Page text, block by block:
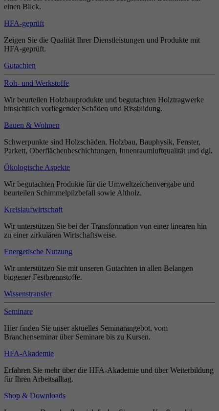
einen Blick.
HFA-geprüft
Zeigen Sie die Qualität Ihrer Dienstleistungen und Produkte mit
HFA-geprüft.
Gutachten
Roh- und Werkstoffe
Wir beurteilen Holzbauprodukte und begutachten Holztragwerke
hinsichtlich vorliegender Schäden und Rissbildung.
Bauen & Wohnen
Schwerpunkte sind Holzschäden, Holzbau, Bauphysik, Fenster,
Parkett, Oberflächenbeschichtungen, Innenraumluftqualität und dgl.
Ökologische Aspekte
Wir begutachten Produkte für die Umweltzeichenvergabe und
beurteilen Schimmelpilzbefall sowie Altholz.
Kreislaufwirtschaft
Wir unterstützen Sie bei der Transformation von einer linearen hin
zu einer zirkulären Wirtschaftsweise.
Energetische Nutzung
Wir unterstützen Sie mit unseren Gutachten in allen Belangen
biogener Festbrennstoffe.
Wissenstransfer
Seminare
Hier finden Sie unser aktuelles Seminarangebot, vom
Branchenseminar über Seminare bis zu Kursen.
HFA-Akademie
Erfahren Sie mehr über die HFA-Akademie und über Weiterbildung
für Ihren Arbeitsalltag.
Shop & Downloads